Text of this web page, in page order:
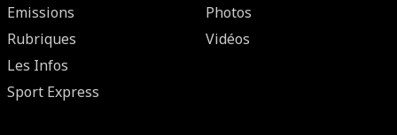
Emissions
Rubriques
Les Infos
Sport Express
Photos
Vidéos